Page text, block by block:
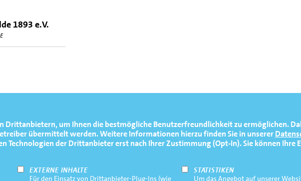
Drittanbietern, um Ihnen die bestmögliche Benutzerfreundlichkeit zu ermöglichen.
übermittelt werden. Weitere Informationen hierzu finden Sie in unserer
Technologien der Drittanbieter erst nach Ihrer Zustimmung (Opt-In). Sie können Ihre
EXTERNE INHALTE
Für den Einsatz von Drittanbieter-Plug-Ins (wie
STATISTIKEN
Um das Angebot auf unserer
1893 e.V.